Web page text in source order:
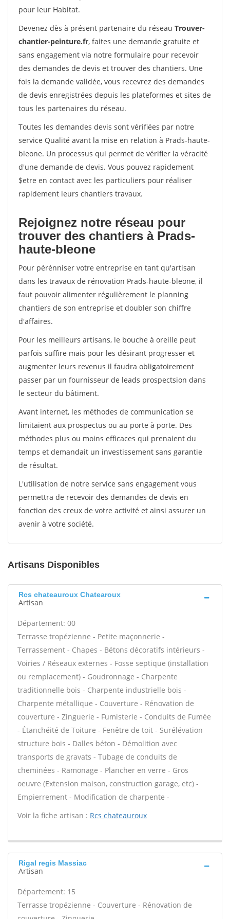
pour leur Habitat.
Devenez dès à présent partenaire du réseau Trouver-
chantier-peinture.fr, faites une demande gratuite et
sans engagement via notre formulaire pour recevoir
des demandes de devis et trouver des chantiers. Une
fois la demande validée, vous recevrez des demandes
de devis enregistrées depuis les plateformes et sites de
tous les partenaires du réseau.
Toutes les demandes devis sont vérifiées par notre
service Qualité avant la mise en relation à Prads-haute-
bleone. Un processus qui permet de vérifier la véracité
d'une demande de devis. Vous pouvez rapidement
$etre en contact avec les particuliers pour réaliser
rapidement leurs chantiers travaux.
Rejoignez notre réseau pour
trouver des chantiers à Prads-
haute-bleone
Pour pérénniser votre entreprise en tant qu'artisan
dans les travaux de rénovation Prads-haute-bleone, il
faut pouvoir alimenter régulièrement le planning
chantiers de son entreprise et doubler son chiffre
d'affaires.
Pour les meilleurs artisans, le bouche à oreille peut
parfois suffire mais pour les désirant progresser et
augmenter leurs revenus il faudra obligatoirement
passer par un fournisseur de leads prospectsion dans
le secteur du bâtiment.
Avant internet, les méthodes de communication se
limitaient aux prospectus ou au porte à porte. Des
méthodes plus ou moins efficaces qui prenaient du
temps et demandait un investissement sans garantie
de résultat.
L'utilisation de notre service sans engagement vous
permettra de recevoir des demandes de devis en
fonction des creux de votre activité et ainsi assurer un
avenir à votre société.
Artisans Disponibles
Rcs chateauroux Chatearoux
Artisan
Département: 00
Terrasse tropézienne - Petite maçonnerie -
Terrassement - Chapes - Bétons décoratifs intérieurs -
Voiries / Réseaux externes - Fosse septique (installation
ou remplacement) - Goudronnage - Charpente
traditionnelle bois - Charpente industrielle bois -
Charpente métallique - Couverture - Rénovation de
couverture - Zinguerie - Fumisterie - Conduits de Fumée
- Étanchéité de Toiture - Fenêtre de toit - Surélévation
structure bois - Dalles béton - Démolition avec
transports de gravats - Tubage de conduits de
cheminées - Ramonage - Plancher en verre - Gros
oeuvre (Extension maison, construction garage, etc) -
Empierrement - Modification de charpente -
Voir la fiche artisan : Rcs chateauroux
Rigal regis Massiac
Artisan
Département: 15
Terrasse tropézienne - Couverture - Rénovation de